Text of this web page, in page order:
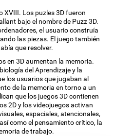
XVIII. Los puzles 3D fueron
bajo el nombre de Puzz 3D.
el usuario construía
las piezas. El juego también
que resolver.
en 3D aumentan la memoria.
del Aprendizaje y la
los usuarios que jugaban al
de la memoria en torno a un
que los juegos 3D contienen
2D y los videojuegos activan
espaciales, atencionales,
como el pensamiento crítico, la
de trabajo.